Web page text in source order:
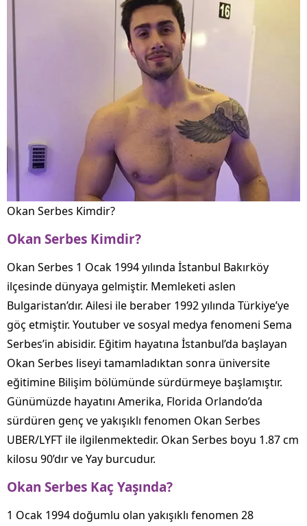
Okan Serbes Kimdir?
Okan Serbes Kimdir?
Okan Serbes 1 Ocak 1994 yılında İstanbul Bakırköy
ilçesinde dünyaya gelmiştir. Memleketi aslen
Bulgaristan’dır. Ailesi ile beraber 1992 yılında Türkiye’ye
göç etmiştir. Youtuber ve sosyal medya fenomeni Sema
Serbes’in abisidir. Eğitim hayatına İstanbul’da başlayan
Okan Serbes liseyi tamamladıktan sonra üniversite
eğitimine Bilişim bölümünde sürdürmeye başlamıştır.
Günümüzde hayatını Amerika, Florida Orlando’da
sürdüren genç ve yakışıklı fenomen Okan Serbes
UBER/LYFT ile ilgilenmektedir. Okan Serbes boyu 1.87 cm
kilosu 90’dır ve Yay burcudur.
Okan Serbes Kaç Yaşında?
1 Ocak 1994 doğumlu olan yakışıklı fenomen 28